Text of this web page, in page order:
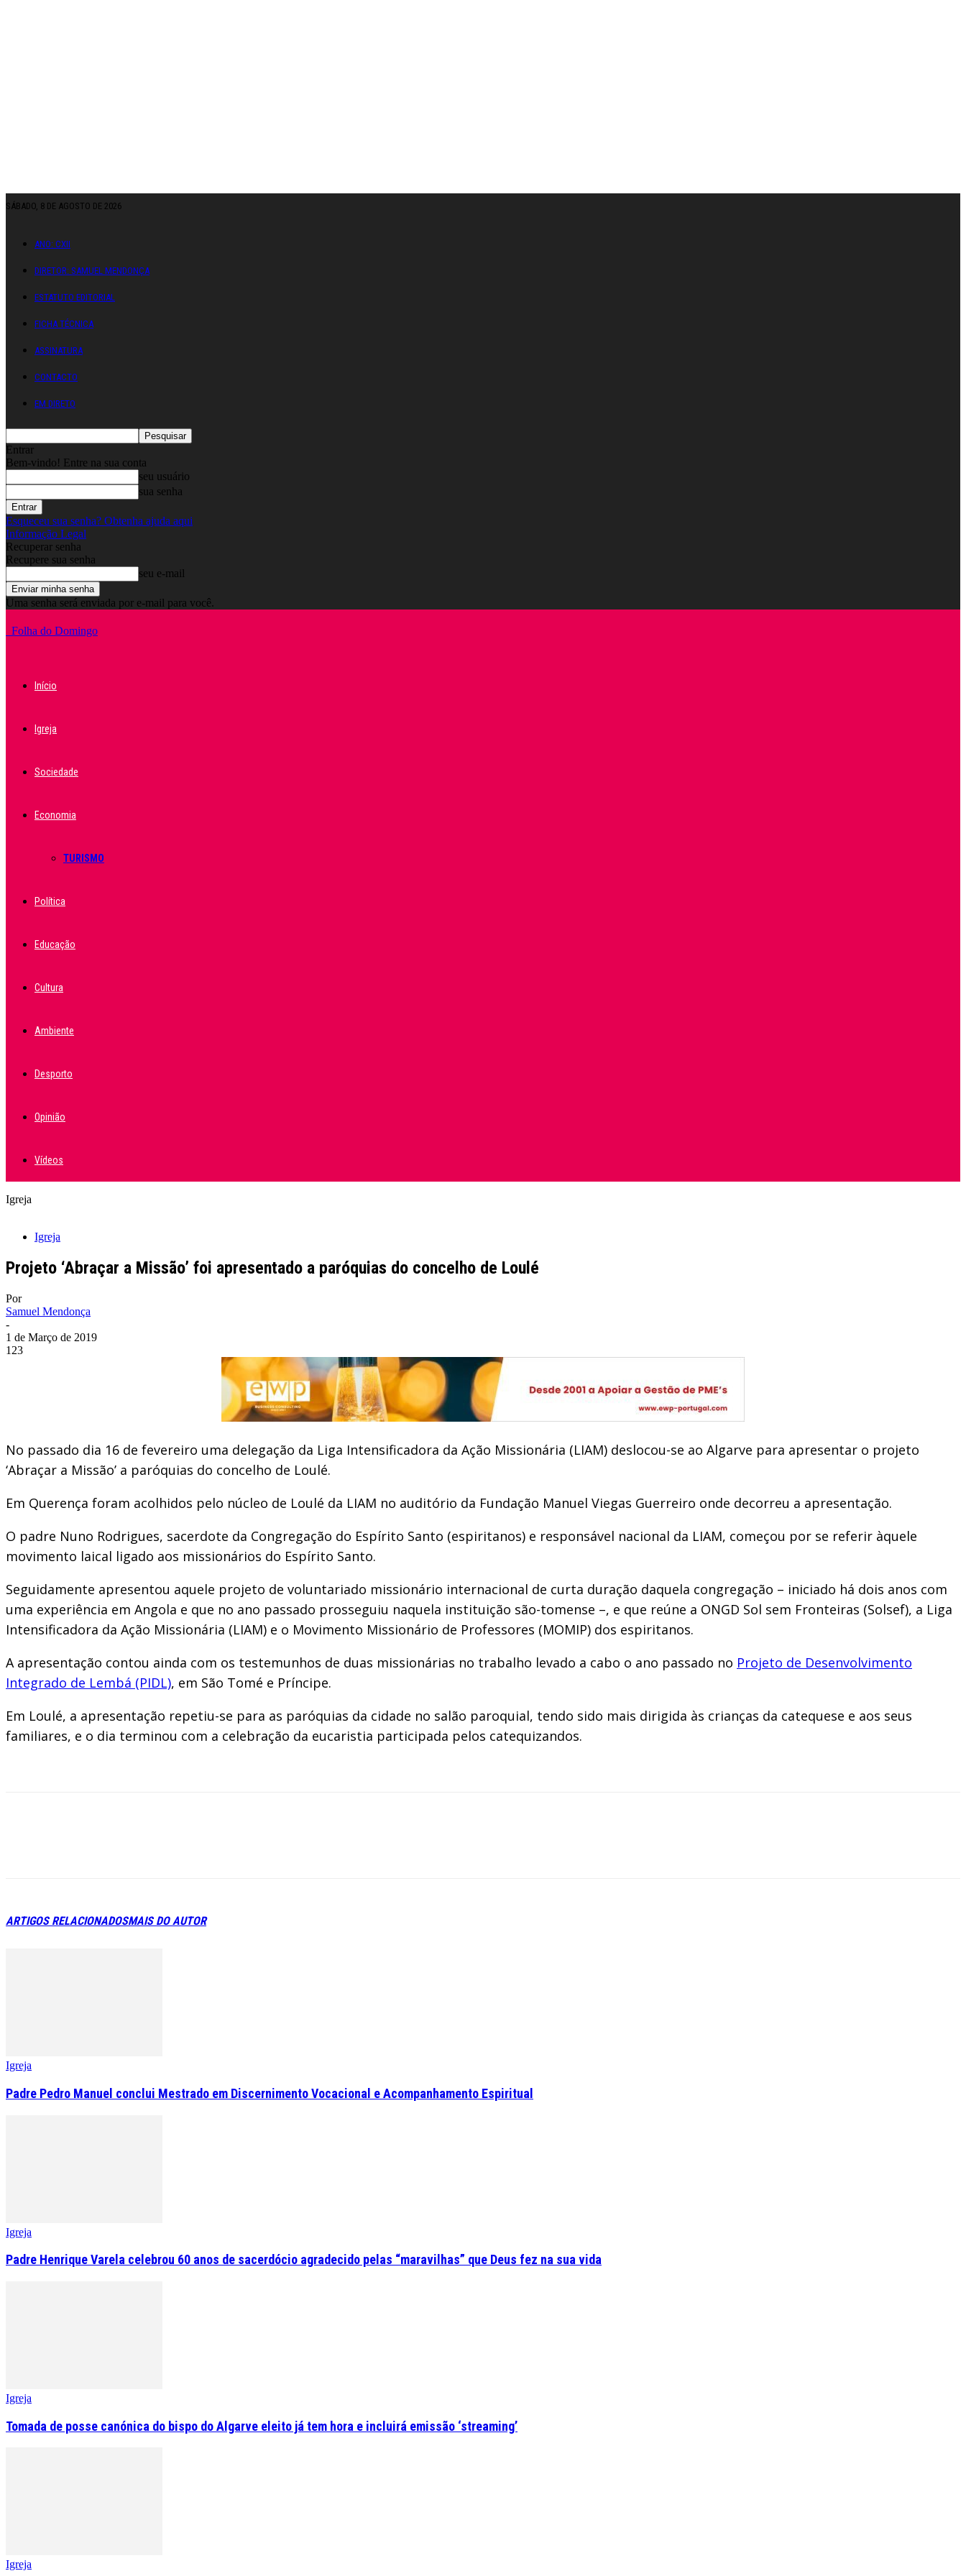
SÁBADO, 8 DE AGOSTO DE 2026
ANO: CXII
DIRETOR: SAMUEL MENDONÇA
ESTATUTO EDITORIAL
FICHA TÉCNICA
ASSINATURA
CONTACTO
EM DIRETO
Entrar
Bem-vindo! Entre na sua conta
seu usuário
sua senha
Esqueceu sua senha? Obtenha ajuda aqui
Informação Legal
Recuperar senha
Recupere sua senha
seu e-mail
Uma senha será enviada por e-mail para você.
Folha do Domingo
Início
Igreja
Sociedade
Economia
TURISMO
Política
Educação
Cultura
Ambiente
Desporto
Opinião
Vídeos
Igreja
Igreja
Projeto ‘Abraçar a Missão’ foi apresentado a paróquias do concelho de Loulé
Por
Samuel Mendonça
-
1 de Março de 2019
123
No passado dia 16 de fevereiro uma delegação da Liga Intensificadora da Ação Missionária (LIAM) deslocou-se ao Algarve para apresentar o projeto
‘Abraçar a Missão’ a paróquias do concelho de Loulé.
Em Querença foram acolhidos pelo núcleo de Loulé da LIAM no auditório da Fundação Manuel Viegas Guerreiro onde decorreu a apresentação.
O padre Nuno Rodrigues, sacerdote da Congregação do Espírito Santo (espiritanos) e responsável nacional da LIAM, começou por se referir àquele
movimento laical ligado aos missionários do Espírito Santo.
Seguidamente apresentou aquele projeto de voluntariado missionário internacional de curta duração daquela congregação – iniciado há dois anos com
uma experiência em Angola e que no ano passado prosseguiu naquela instituição são-tomense –, e que reúne a ONGD Sol sem Fronteiras (Solsef), a Liga
Intensificadora da Ação Missionária (LIAM) e o Movimento Missionário de Professores (MOMIP) dos espiritanos.
A apresentação contou ainda com os testemunhos de duas missionárias no trabalho levado a cabo o ano passado no Projeto de Desenvolvimento
Integrado de Lembá (PIDL), em São Tomé e Príncipe.
Em Loulé, a apresentação repetiu-se para as paróquias da cidade no salão paroquial, tendo sido mais dirigida às crianças da catequese e aos seus
familiares, e o dia terminou com a celebração da eucaristia participada pelos catequizandos.
ARTIGOS RELACIONADOSMAIS DO AUTOR
Igreja
Padre Pedro Manuel conclui Mestrado em Discernimento Vocacional e Acompanhamento Espiritual
Igreja
Padre Henrique Varela celebrou 60 anos de sacerdócio agradecido pelas “maravilhas” que Deus fez na sua vida
Igreja
Tomada de posse canónica do bispo do Algarve eleito já tem hora e incluirá emissão ‘streaming’
Igreja